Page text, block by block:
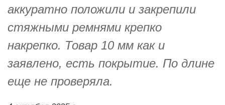
аккуратно положили и закрепили
стяжными ремнями крепко
накрепко. Товар 10 мм как и
заявлено, есть покрытие. По длине
еще не проверяла.